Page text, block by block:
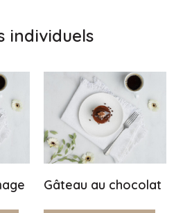
individuels
Gâteau au chocolat